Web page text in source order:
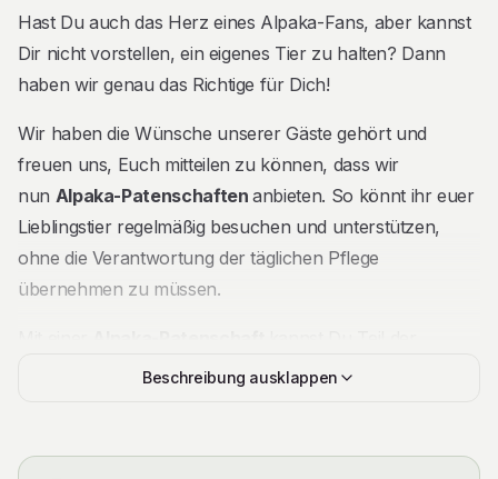
Beschreibung
Hast Du auch das Herz eines Alpaka-Fans, aber kannst
Dir nicht vorstellen, ein eigenes Tier zu halten? Dann
haben wir genau das Richtige für Dich!
Wir haben die Wünsche unserer Gäste gehört und
freuen uns, Euch mitteilen zu können, dass wir
nun Alpaka-Patenschaftenanbieten. So könnt ihr euer
Lieblingstier regelmäßig besuchen und unterstützen,
ohne die Verantwortung der täglichen Pflege
übernehmen zu müssen.
Alpaka-Familie werden und die Naturverbundenheit
kennenlernen, ganz ohne eigenen Stall und Weide.
Beschreibung ausklappen